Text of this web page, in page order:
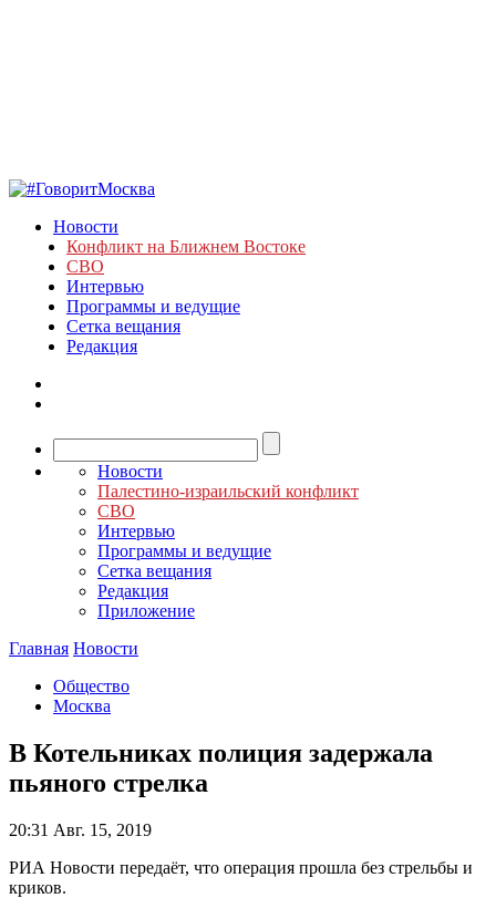
Новости
Конфликт на Ближнем Востоке
СВО
Интервью
Программы и ведущие
Сетка вещания
Редакция
Новости
Палестино-израильский конфликт
СВО
Интервью
Программы и ведущие
Сетка вещания
Редакция
Приложение
Главная Новости
Общество
Москва
В Котельниках полиция задержала
пьяного стрелка
20:31 Авг. 15, 2019
РИА Новости передаёт, что операция прошла без стрельбы и
криков.